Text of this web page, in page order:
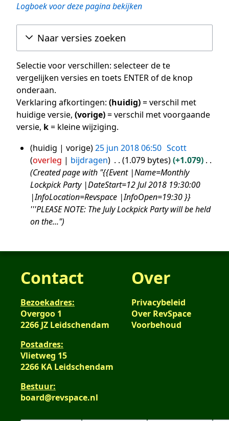
Logboek voor deze pagina bekijken
Naar versies zoeken
Selectie voor verschillen: selecteer de te
vergelijken versies en toets ENTER of de knop
onderaan.
Verklaring afkortingen: (huidig)= verschil met
huidige versie, (vorige)= verschil met voorgaande
versie, k= kleine wijziging.
25
jun
2018
huidig vorige 25 jun 2018 06:50 Scott
overleg
bijdragen 1.079 bytes
+1.079
Created page with "{{Event |Name=Monthly
Lockpick Party |DateStart=12 Jul 2018 19:30:00
|InfoLocation=Revspace |InfoOpen=19:30 }}
'''PLEASE NOTE: The July Lockpick Party will be held
on the..."
Contact
Bezoekadres:
Overgoo 1
2266 JZ Leidschendam
Postadres:
Vlietweg 15
2266 KA Leidschendam
Bestuur:
board@revspace.nl
Over
Privacybeleid
Over RevSpace
Voorbehoud